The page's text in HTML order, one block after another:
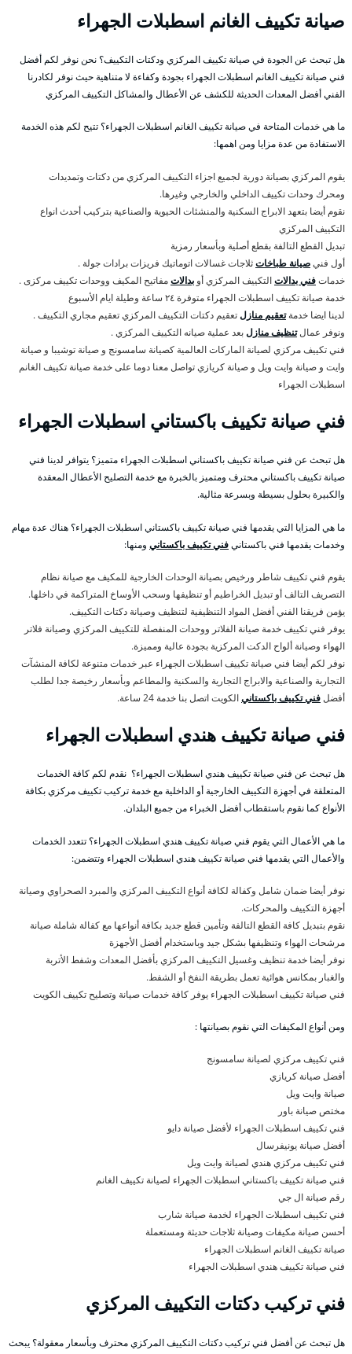
صيانة تكييف الغانم اسطبلات الجهراء
هل تبحث عن الجودة في صيانة تكييف المركزي ودكتات التكييف؟ نحن نوفر لكم أفضل
فني صيانة تكييف الغانم اسطبلات الجهراء بجودة وكفاءة لا متناهية حيث نوفر لكادرنا
الفني أفضل المعدات الحديثة للكشف عن الأعطال والمشاكل التكييف المركزي
ما هي خدمات المتاحة في صيانة تكييف الغانم اسطبلات الجهراء؟ تتيح لكم هذه الخدمة
الاستفادة من عدة مزايا ومن اهمها:
يقوم المركزي بصيانة دورية لجميع اجزاء التكييف المركزي من دكتات وتمديدات
ومحرك وحدات تكييف الداخلي والخارجي وغيرها.
نقوم أيضا بتعهد الابراج السكنية والمنشئات الحيوية والصناعية بتركيب أحدث انواع
التكييف المركزي
تبديل القطع التالفة بقطع أصلية وبأسعار رمزية
أول فنيصيانة طباخاتثلاجات غسالات اتوماتيك فريزات برادات جولة .
خدماتفني بدالاتالتكييف المركزي أو بدالاتمفاتيح المكيف ووحدات تكييف مركزى .
خدمة صيانة تكييف اسطبلات الجهراء متوفرة ٢٤ ساعة وطيلة ايام الأسبوع
لدينا ايضا خدمةتعقيم منازلتعقيم دكتات التكييف المركزي تعقيم مجاري التكييف .
ونوفر عمالتنظيف منازلبعد عملية صيانه التكييف المركزي .
فني تكييف مركزي لصيانة الماركات العالمية كصيانة سامسونج و صيانة توشيبا و صيانة
وايت و صيانة وايت ويل و صيانة كريازي تواصل معنا دوما على خدمة صيانة تكييف الغانم
اسطبلات الجهراء
فني صيانة تكييف باكستاني اسطبلات الجهراء
هل تبحث عن فني صيانة تكييف باكستاني اسطبلات الجهراء متميز؟ يتوافر لدينا فني
صيانة تكييف باكستاني محترف ومتميز بالخبرة مع خدمة التصليح الأعطال المعقدة
والكبيرة بحلول بسيطة وبسرعة مثالية.
ما هي المزايا التي يقدمها فني صيانة تكييف باكستاني اسطبلات الجهراء؟ هناك عدة مهام
وخدمات يقدمها فني باكستانيفني تكييف باكستاني ومنها:
يقوم فني تكييف شاطر ورخيص بصيانة الوحدات الخارجية للمكيف مع صيانة نظام
التصريف التالف أو تبديل الخراطيم أو تنظيفها وسحب الأوساخ المتراكمة في داخلها.
يؤمن فريقنا الفني أفضل المواد التنظيفية لتنظيف وصيانة دكتات التكييف.
يوفر فني تكييف خدمة صيانة الفلاتر ووحدات المنفصلة للتكييف المركزي وصيانة فلاتر
الهواء وصيانة ألواح الدكت المركزية بجودة عالية ومميزة.
نوفر لكم أيضا فني صيانة تكييف اسطبلات الجهراء عبر خدمات متنوعة لكافة المنشآت
التجارية والصناعية والابراج التجارية والسكنية والمطاعم وبأسعار رخيصة جدا لطلب
أفضلفني تكييف باكستانيالكويت اتصل بنا خدمة 24 ساعة.
فني صيانة تكييف هندي اسطبلات الجهراء
هل تبحث عن فني صيانة تكييف هندي اسطبلات الجهراء؟ نقدم لكم كافة الخدمات
المتعلقة في أجهزة التكييف الخارجية أو الداخلية مع خدمة تركيب تكييف مركزي بكافة
الأنواع كما نقوم باستقطاب أفضل الخبراء من جميع البلدان.
ما هي الأعمال التي يقوم فني صيانة تكييف هندي اسطبلات الجهراء؟ تتعدد الخدمات
والأعمال التي يقدمها فني صيانة تكييف هندي اسطبلات الجهراء وتتضمن:
نوفر أيضا ضمان شامل وكفالة لكافة أنواع التكييف المركزي والمبرد الصحراوي وصيانة
أجهزة التكييف والمحركات.
نقوم بتبديل كافة القطع التالفة وتأمين قطع جديد بكافة أنواعها مع كفالة شاملة صيانة
مرشحات الهواء وتنظيفها بشكل جيد وباستخدام أفضل الأجهزة
نوفر أيضا خدمة تنظيف وغسيل التكييف المركزي بأفضل المعدات وشفط الأتربة
والغبار بمكانس هوائية تعمل بطريقة النفخ أو الشفط.
فني صيانة تكييف اسطبلات الجهراء يوفر كافة خدمات صيانة وتصليح تكييف الكويت
ومن أنواع المكيفات التي نقوم بصيانتها :
فني تكييف مركزي لصيانة سامسونج
أفضل صيانة كريازي
صيانة وايت ويل
مختص صيانة باور
فني تكييف اسطبلات الجهراء لأفضل صيانة دايو
أفضل صيانة يونيفرسال
فني تكييف مركزي هندي لصيانة وايت ويل
فني صيانة تكييف باكستاني اسطبلات الجهراء لصيانة تكييف الغانم
رقم صيانة ال جي
فني تكييف اسطبلات الجهراء لخدمة صيانة شارب
أحسن صيانة مكيفات وصيانة ثلاجات حديثة ومستعملة
صيانة تكييف الغانم اسطبلات الجهراء
فني صيانة تكييف هندي اسطبلات الجهراء
فني تركيب دكتات التكييف المركزي
هل تبحث عن أفضل فني تركيب دكتات التكييف المركزي محترف وبأسعار معقولة؟ يبحث